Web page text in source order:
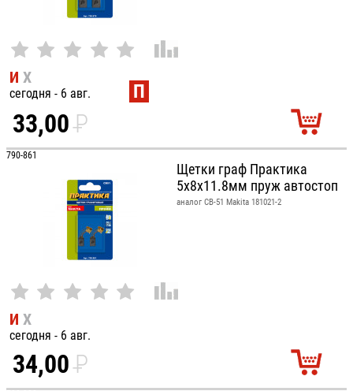
И Х
сегодня - 6 авг. П
33,00P
УБ.
790-861
Щетки граф Практика
5x8x11.8мм пруж автостоп
аналог CB-51 Makita 181021-2
И Х
сегодня - 6 авг.
34,00P